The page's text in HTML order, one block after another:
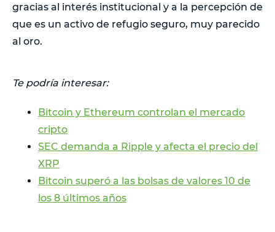
gracias al interés institucional y a la percepción de
que es un activo de refugio seguro, muy parecido
al oro.
Te podría interesar:
Bitcoin y Ethereum controlan el mercado
cripto
SEC demanda a Ripple y afecta el precio del
XRP
Bitcoin superó a las bolsas de valores 10 de
los 8 últimos años